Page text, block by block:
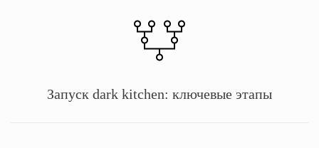
Запуск dark kitchen: ключевые этапы